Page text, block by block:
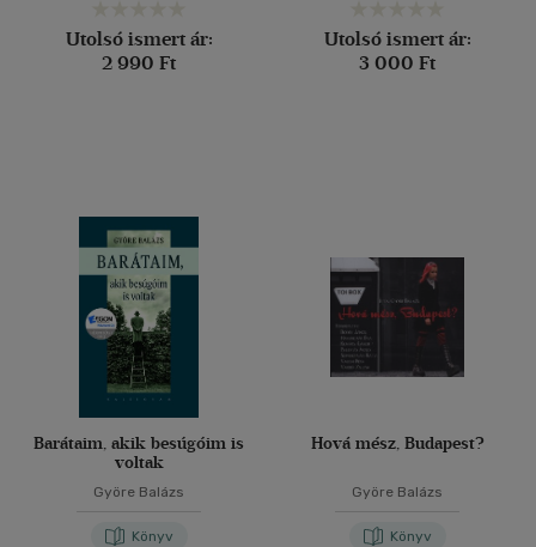
Utolsó ismert ár:
2 990 Ft
Utolsó ismert ár:
3 000 Ft
Barátaim, akik besúgóim is
voltak
Györe Balázs
Könyv
Hová mész, Budapest?
Györe Balázs
Könyv